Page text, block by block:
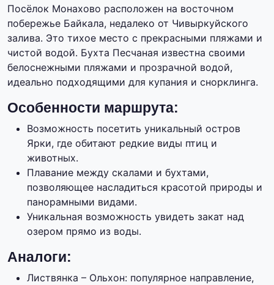
Посёлок Монахово расположен на восточном
побережье Байкала, недалеко от Чивыркуйского
залива. Это тихое место с прекрасными пляжами и
чистой водой. Бухта Песчаная известна своими
белоснежными пляжами и прозрачной водой,
идеально подходящими для купания и снорклинга.
Особенности маршрута:
Возможность посетить уникальный остров
Ярки, где обитают редкие виды птиц и
животных.
Плавание между скалами и бухтами,
позволяющее насладиться красотой природы и
панорамными видами.
Уникальная возможность увидеть закат над
озером прямо из воды.
Аналоги:
Листвянка – Ольхон: популярное направление,